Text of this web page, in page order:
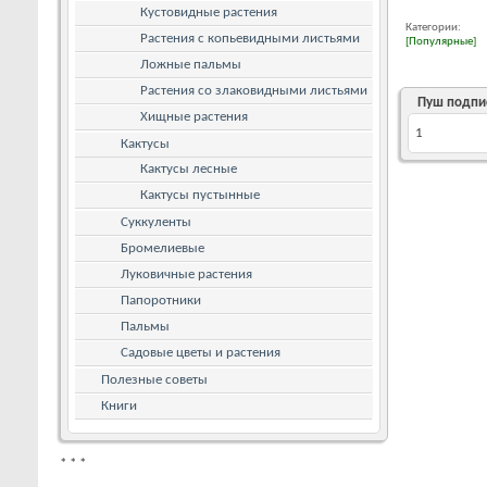
Категории:
[Популярные]
Пуш
1
Кустовидные растения
Растения с копьевидными листьями
Ложные пальмы
Растения со злаковидными листьями
Хищные растения
Кактусы
Кактусы лесные
Кактусы пустынные
Суккуленты
Бромелиевые
Луковичные растения
Папоротники
Пальмы
Садовые цветы и растения
Полезные советы
Книги
* * *